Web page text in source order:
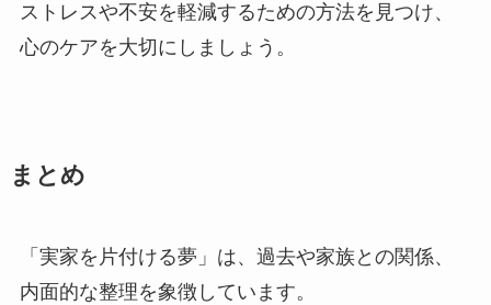
ストレスや不安を軽減するための方法を見つけ、
心のケアを大切にしましょう。
まとめ
「実家を片付ける夢」は、過去や家族との関係、
内面的な整理を象徴しています。